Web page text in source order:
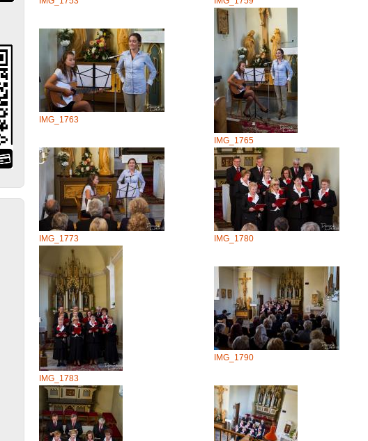
IMG_1763
IMG_1765
IMG_1773 IMG_1780
IMG_1783
IMG_1790